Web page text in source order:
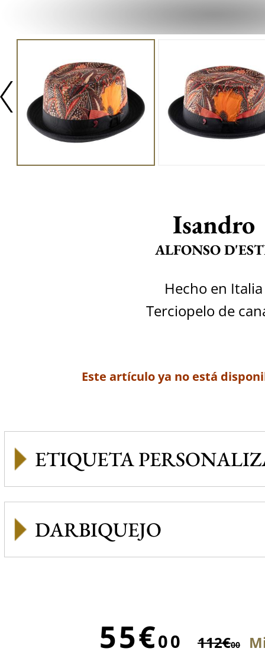
Isandro
ALFONSO
Hecho en Italia
Terciopelo de
Este artículo ya no está
ETIQUETA
DARBIQUEJO
55€00 112€00